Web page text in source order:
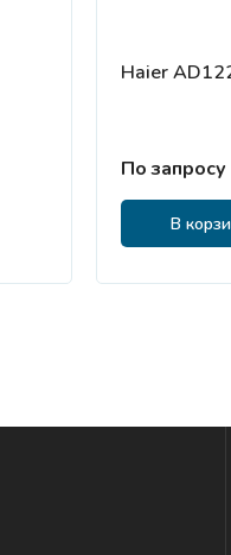
Haier
По запросу
В